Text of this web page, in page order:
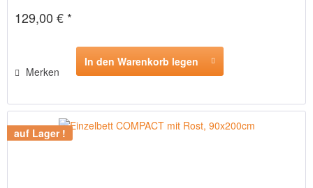
129,00 € *
Merken
In den Warenkorb legen
auf Lager !